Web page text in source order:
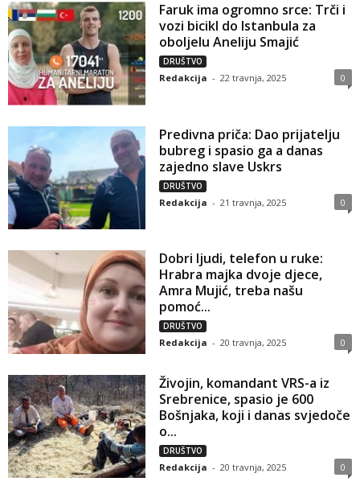
Faruk ima ogromno srce: Trči i
vozi bicikl do Istanbula za
oboljelu Aneliju Smajić
DRUŠTVO
Redakcija - 22 travnja, 2025 0
Predivna priča: Dao prijatelju
bubreg i spasio ga a danas
zajedno slave Uskrs
DRUŠTVO
Redakcija - 21 travnja, 2025 0
Dobri ljudi, telefon u ruke:
Hrabra majka dvoje djece,
Amra Mujić, treba našu
pomoć...
DRUŠTVO
Redakcija - 20 travnja, 2025 0
Živojin, komandant VRS-a iz
Srebrenice, spasio je 600
Bošnjaka, koji i danas svjedoče
o...
DRUŠTVO
Redakcija - 20 travnja, 2025 0